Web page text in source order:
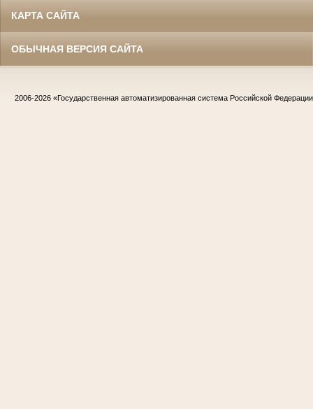
КАРТА САЙТА
ОБЫЧНАЯ ВЕРСИЯ САЙТА
2006-2026 «Государственная автоматизированная система Российской